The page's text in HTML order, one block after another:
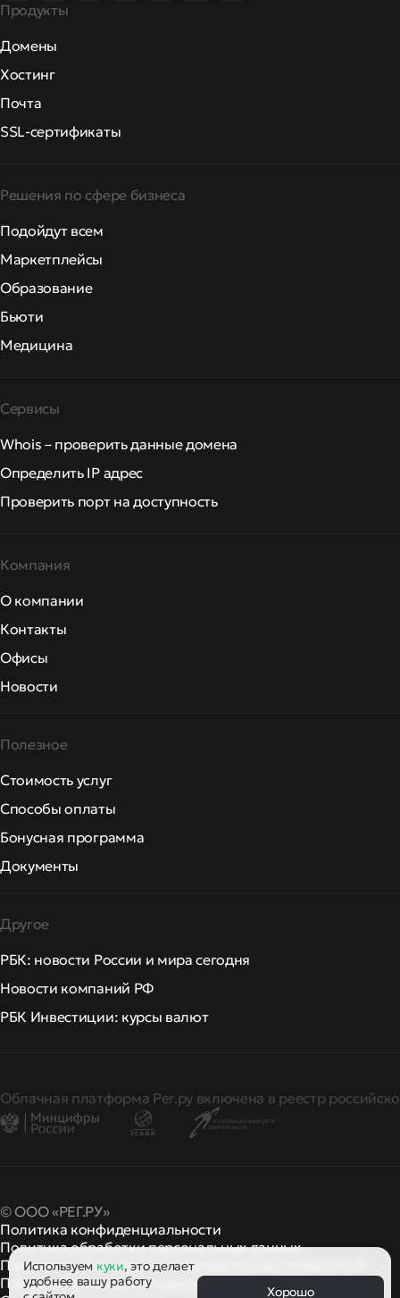
Продукты
Домены
Хостинг
Почта
SSL-сертификаты
Решения по сфере бизнеса
Подойдут всем
Маркетплейсы
Образование
Бьюти
Медицина
Сервисы
Whois – проверить данные домена
Определить IP адрес
Проверить порт на доступность
Компания
О компании
Контакты
Офисы
Новости
Полезное
Стоимость услуг
Способы оплаты
Бонусная программа
Документы
Другое
РБК: новости России и мира сегодня
Новости компаний РФ
РБК Инвестиции: курсы валют
Облачная платформа Рег.ру включена в реестр
© ООО «РЕГ.РУ»
Политика конфиденциальности
Политика обработки персональных данных
Правила применения рекомендательных технологий
Правила пользованияи другие
правила и политики
Используем куки, это делает
удобнее вашу работу
Хорошо